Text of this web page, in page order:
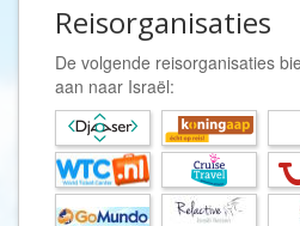
Reisorganisaties
De volgende reisorganisaties
aan naar Israël: